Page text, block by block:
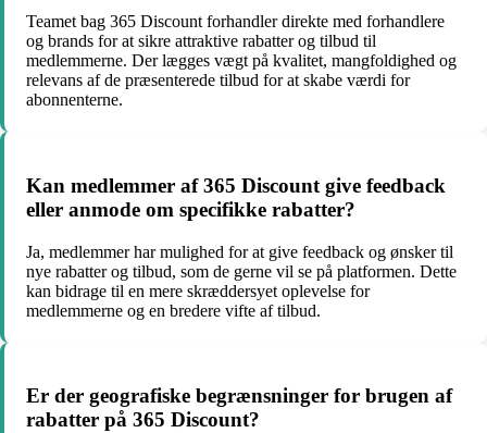
Teamet bag 365 Discount forhandler direkte med forhandlere
og brands for at sikre attraktive rabatter og tilbud til
medlemmerne. Der lægges vægt på kvalitet, mangfoldighed og
relevans af de præsenterede tilbud for at skabe værdi for
abonnenterne.
Kan medlemmer af 365 Discount give feedback
eller anmode om specifikke rabatter?
Ja, medlemmer har mulighed for at give feedback og ønsker til
nye rabatter og tilbud, som de gerne vil se på platformen. Dette
kan bidrage til en mere skræddersyet oplevelse for
medlemmerne og en bredere vifte af tilbud.
Er der geografiske begrænsninger for brugen af
rabatter på 365 Discount?